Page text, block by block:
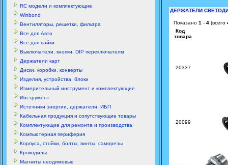
RC модели и комплектующие
Winbond
Вентиляторы, решетки, фильтра
Все для Авто
Все для пайки
Выключатели, кнопки, DIP переключателм
Держатели карт
Диски, коробки, конверты
Изделия, устройства, блоки
Измерительный инструмент и комплектующие
Инструмент
Источники энергии, держатели, ИБП
Кабельная продукция и сопутствующие товары
Комплектующие для ремонта и производства
Компьютерная периферия
Корпуса, стойки, болты, винты, саморезы
Крокодилы
Магниты неодимовые
ДЕРЖАТЕЛИ
Показано 1 - 4 (всего
Код
товара
20337
20099